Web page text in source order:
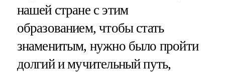
нашей стране с этим
образованием, чтобы стать
знаменитым, нужно было пройти
долгий и мучительный путь,